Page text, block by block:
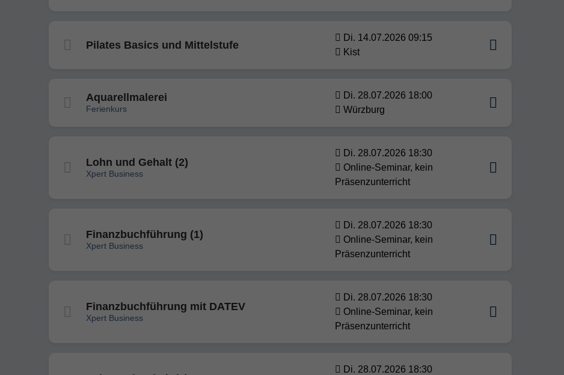
Pilates Basics und Mittelstufe
Di. 14.07.2026 09:15
Kist
Aquarellmalerei
Ferienkurs
Di. 28.07.2026 18:00
Würzburg
Lohn und Gehalt (2)
Xpert Business
Di. 28.07.2026 18:30
Online-Seminar, kein
Präsenzunterricht
Finanzbuchführung (1)
Xpert Business
Di. 28.07.2026 18:30
Online-Seminar, kein
Präsenzunterricht
Finanzbuchführung mit DATEV
Xpert Business
Di. 28.07.2026 18:30
Online-Seminar, kein
Präsenzunterricht
Di. 28.07.2026 18:30